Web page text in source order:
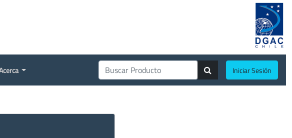
Iniciar Sesión